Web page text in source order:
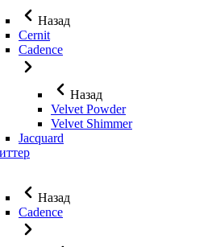
Назад
Cernit
Cadence
Назад
Velvet Powder
Velvet Shimmer
Jaсquard
Назад
Cadence